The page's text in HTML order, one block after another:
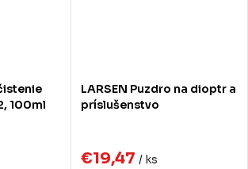
100ml
LARSEN Puzdro na dioptr a
príslušenstvo
€19,47 / ks